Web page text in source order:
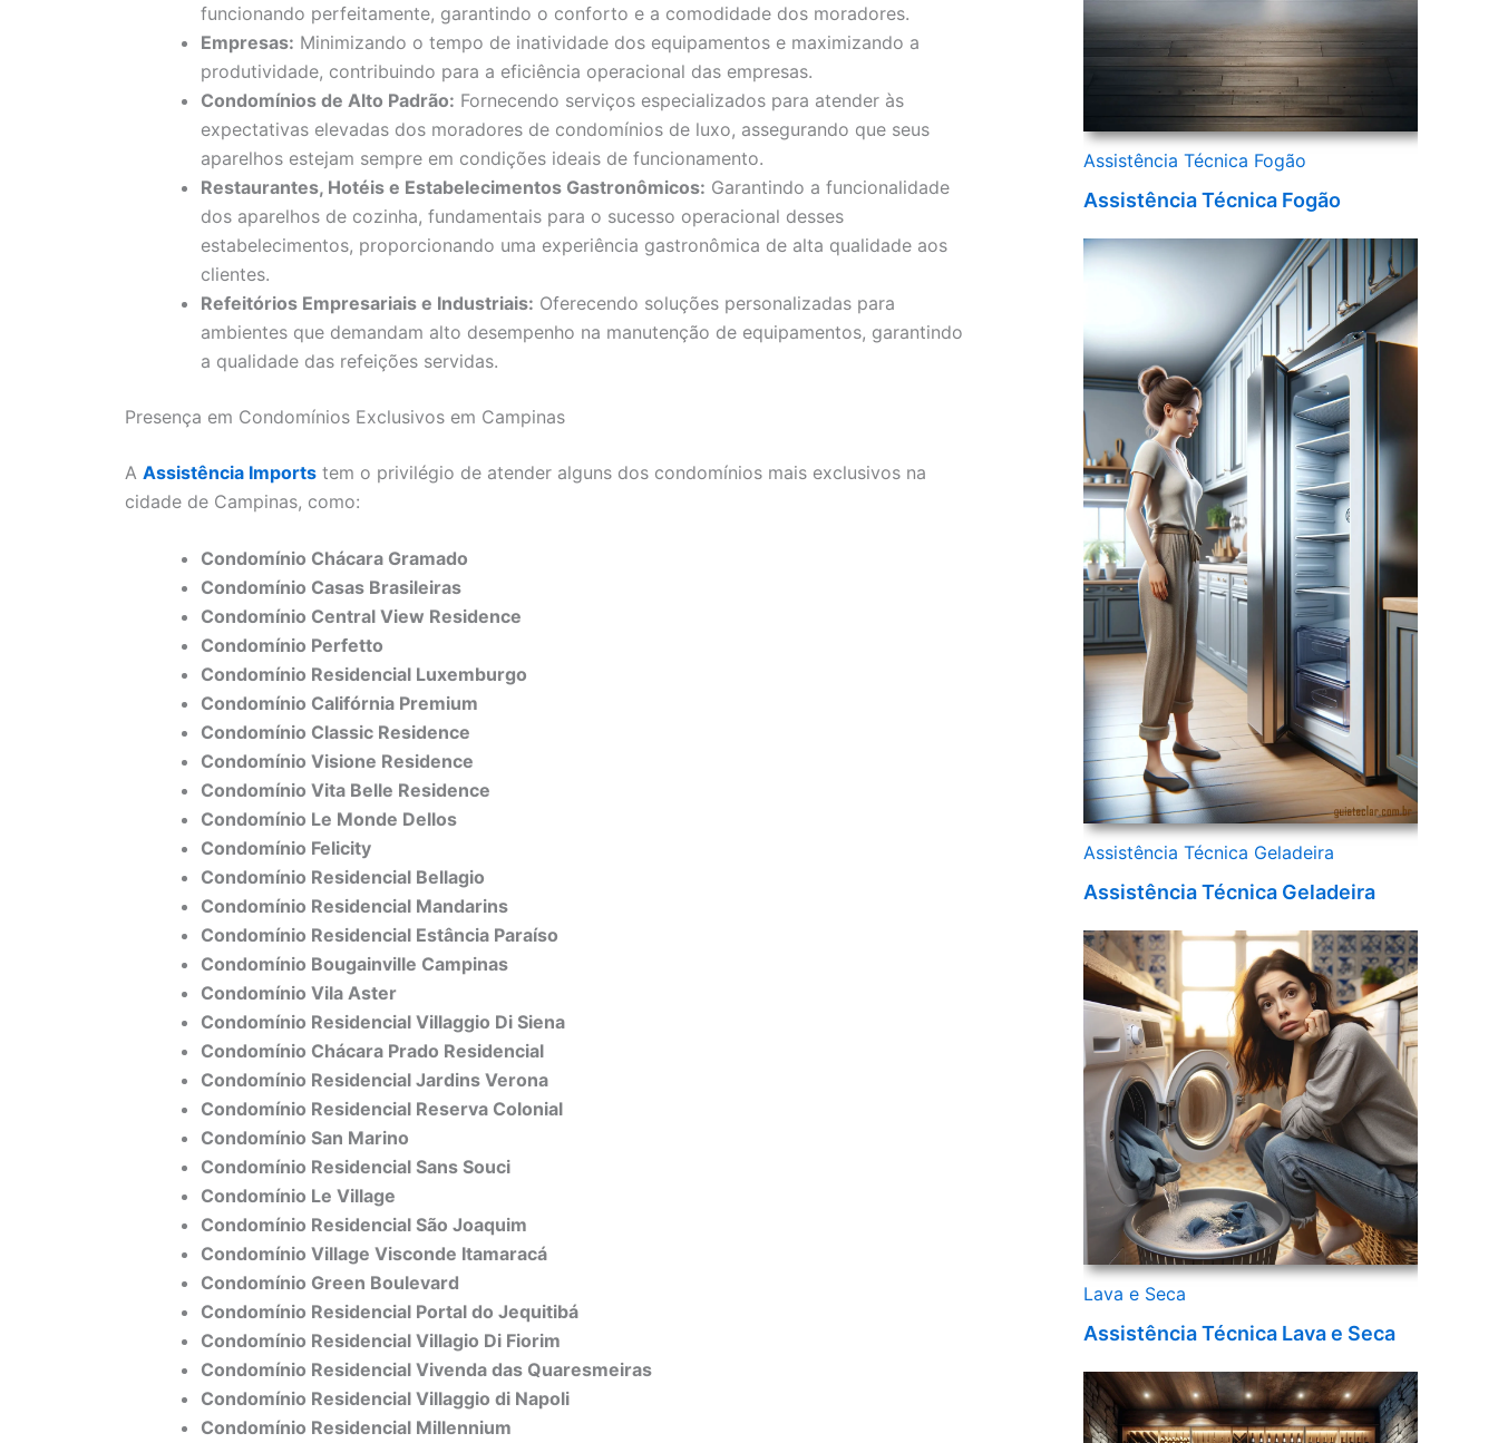
funcionando perfeitamente, garantindo o conforto e a comodidade dos moradores.
Empresas: Minimizando o tempo de inatividade dos equipamentos e maximizando a
produtividade, contribuindo para a eficiência operacional das empresas.
Condomínios de Alto Padrão: Fornecendo serviços especializados para atender às
expectativas elevadas dos moradores de condomínios de luxo, assegurando que seus
aparelhos estejam sempre em condições ideais de funcionamento.
Restaurantes, Hotéis e Estabelecimentos Gastronômicos: Garantindo a funcionalidade
dos aparelhos de cozinha, fundamentais para o sucesso operacional desses
estabelecimentos, proporcionando uma experiência gastronômica de alta qualidade aos
clientes.
Refeitórios Empresariais e Industriais: Oferecendo soluções personalizadas para
ambientes que demandam alto desempenho na manutenção de equipamentos, garantindo
a qualidade das refeições servidas.
Presença em Condomínios Exclusivos em Campinas
A Assistência Imports tem o privilégio de atender alguns dos condomínios mais exclusivos na
cidade de Campinas, como:
Condomínio Chácara Gramado
Condomínio Casas Brasileiras
Condomínio Central View Residence
Condomínio Perfetto
Condomínio Residencial Luxemburgo
Condomínio Califórnia Premium
Condomínio Classic Residence
Condomínio Visione Residence
Condomínio Vita Belle Residence
Condomínio Le Monde Dellos
Condomínio Felicity
Condomínio Residencial Bellagio
Condomínio Residencial Mandarins
Condomínio Residencial Estância Paraíso
Condomínio Bougainville Campinas
Condomínio Vila Aster
Condomínio Residencial Villaggio Di Siena
Condomínio Chácara Prado Residencial
Condomínio Residencial Jardins Verona
Condomínio Residencial Reserva Colonial
Condomínio San Marino
Condomínio Residencial Sans Souci
Condomínio Le Village
Condomínio Residencial São Joaquim
Condomínio Village Visconde Itamaracá
Condomínio Green Boulevard
Condomínio Residencial Portal do Jequitibá
Condomínio Residencial Villagio Di Fiorim
Condomínio Residencial Vivenda das Quaresmeiras
Condomínio Residencial Villaggio di Napoli
Condomínio Residencial Millennium
Assistência Técnica Fogão
Assistência Técnica Fogão
Assistência Técnica Geladeira
Assistência Técnica Geladeira
Lava e Seca
Assistência Técnica Lava e Seca